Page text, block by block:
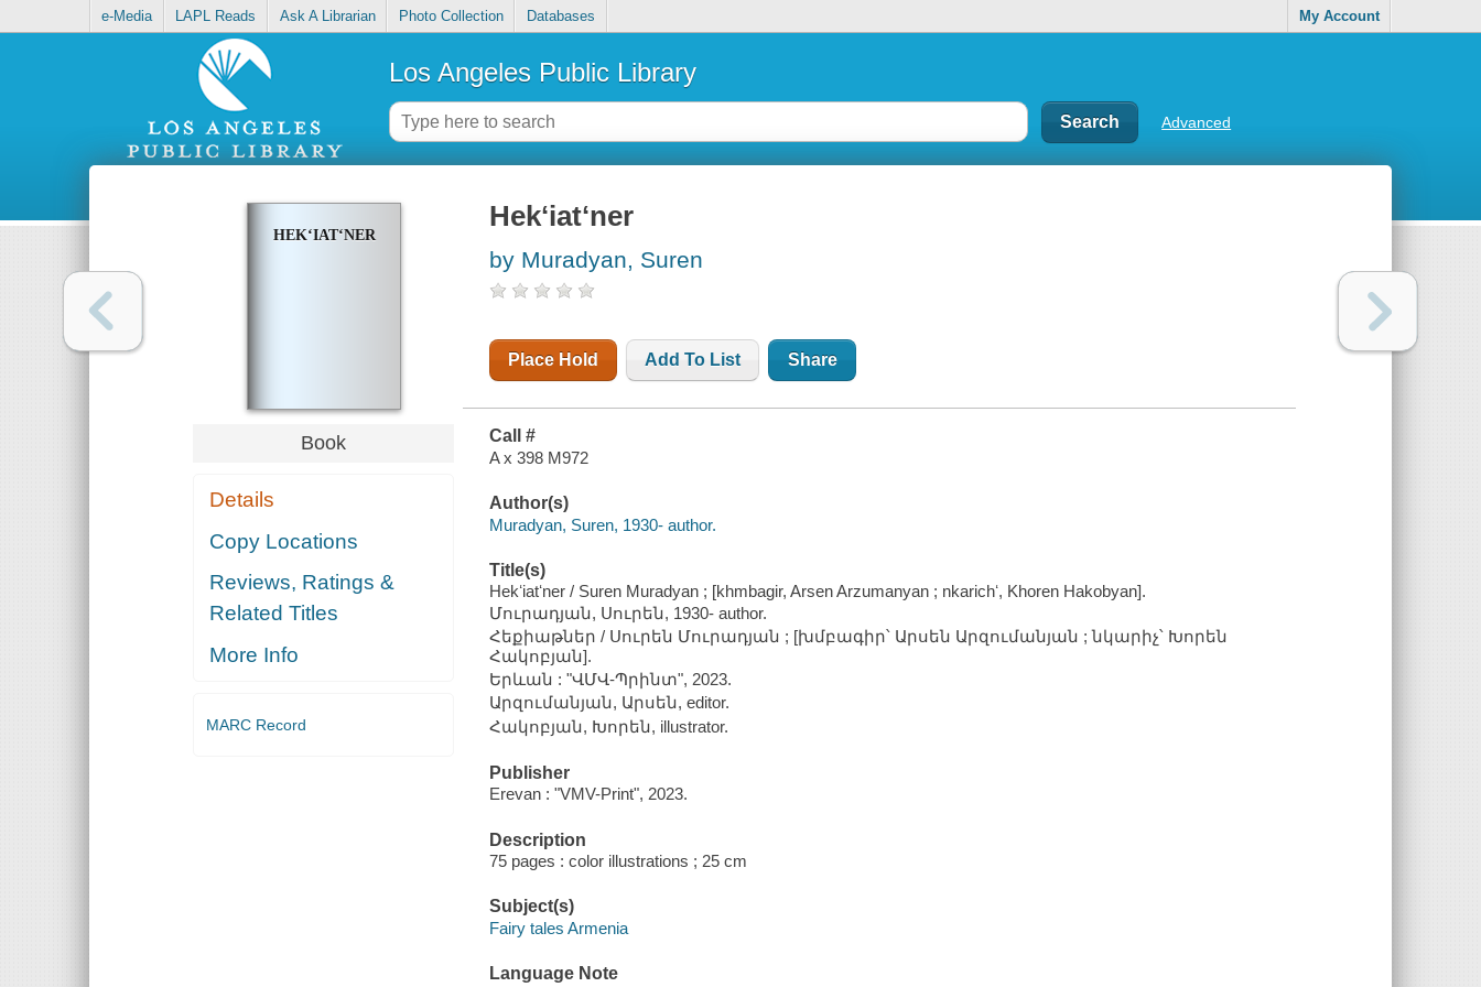
e-Media LAPL Reads Ask A Librarian Photo Collection Databases My Account
Los Angeles Public Library
Advanced
HEKʻIATʻNER
Book
Details
Copy Locations
Reviews, Ratings &
Related Titles
More Info
MARC Record
Hekʻiatʻner
by Muradyan, Suren
Place Hold Add To List Share
Call #
A x 398 M972
Author(s)
Muradyan, Suren, 1930- author.
Title(s)
Hekʻiatʻner / Suren Muradyan ; [khmbagir, Arsen Arzumanyan ; nkarichʻ, Khoren Hakobyan].
Մուրադյան, Սուրեն, 1930- author.
Հեքիաթներ / Սուրեն Մուրադյան ; [խմբագիր՝ Արսեն Արզումանյան ; նկարիչ՝ Խորեն
Հակոբյան].
Երևան : "ՎՄՎ-Պրինտ", 2023.
Արզումանյան, Արսեն, editor.
Հակոբյան, Խորեն, illustrator.
Publisher
Erevan : "VMV-Print", 2023.
Description
75 pages : color illustrations ; 25 cm
Subject(s)
Fairy tales Armenia
Language Note